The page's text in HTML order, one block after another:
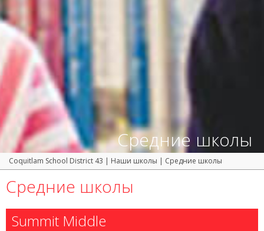
Средние школы
Coquitlam School District 43 | Наши школы | Средние школы
Средние школы
Summit Middle